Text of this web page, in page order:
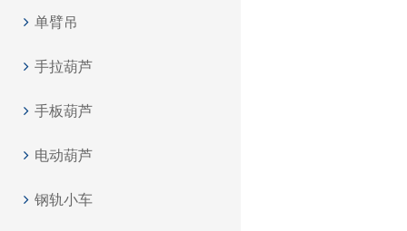
单臂吊
手拉葫芦
手板葫芦
电动葫芦
钢轨小车